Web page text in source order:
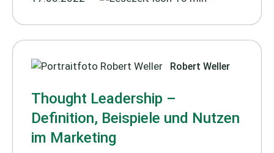
Robert Weller
Thought Leadership –
Definition, Beispiele und Nutzen
im Marketing